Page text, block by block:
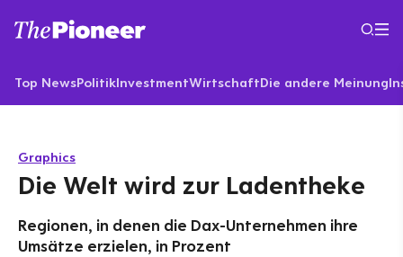
Top NewsPolitikInvestmentWirtschaftDie andere Meinung
Graphics
Die Welt wird zur Ladentheke
Regionen, in denen die Dax-Unternehmen ihre
Umsätze erzielen, in Prozent